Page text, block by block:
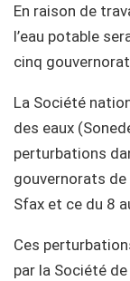
En raison de
l’eau potable
cinq
La Société
des eaux
perturbations
gouvernorats de
Sfax et ce du 8
Ces
par la Société